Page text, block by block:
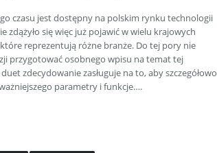
czasu jest dostępny na polskim rynku technologii
zdążyło się więc już pojawić w wielu krajowych
reprezentują różne branże. Do tej pory nie
przygotować osobnego wpisu na temat tej
zdecydowanie zasługuje na to, aby szczegółowo
parametry i funkcje….